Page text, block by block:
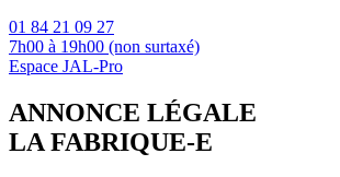
01 84 21 09 27
7h00 à 19h00 (non surtaxé)
Espace JAL-Pro
ANNONCE LÉGALE
LA FABRIQUE-E